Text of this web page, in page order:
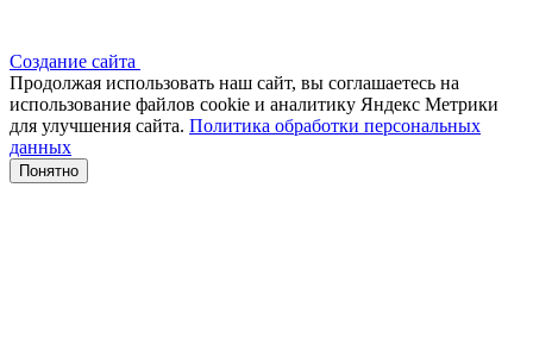
Создание сайта
Продолжая использовать наш сайт, вы соглашаетесь на
использование файлов сооkіе и аналитику Яндекс Метрики
для улучшения сайта. Политика обработки персональных
данных
Понятно